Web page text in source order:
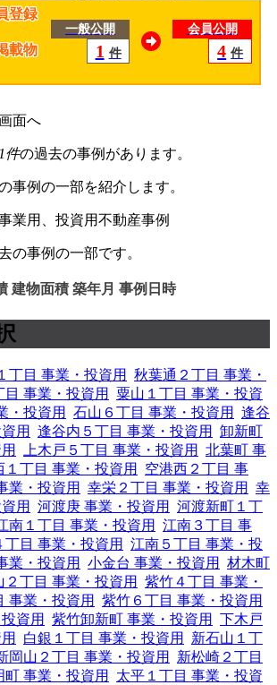
登録
載物
一般公開
1 件
会員公開
4 件
1件の過去の事例があります。
事例の一部を紹介します。
業用、投資用不動産事例
の事例の一部です。
建物面積 築年月 事例日時
丁目 事業・投資用
秋葉通２丁目 事業・
目 事業・投資用
粟山１丁目 事業・投資
・投資用 石山６丁目 事業・投資用
逢谷
用
逢谷内５丁目 事業・投資用
卸新町
上木戸５丁目 事業・投資用
北葉町 事
１丁目 事業・投資用
空港西２丁目 事
業・投資用 幸栄２丁目 事業・投資用
幸
用
河渡庚 事業・投資用
河渡新町１丁
南１丁目 事業・投資用
江南３丁目 事
丁目 事業・投資用
江南５丁目 事業・投
業・投資用 小金台 事業・投資用
材木町
２丁目 事業・投資用
紫竹４丁目 事業・
事業・投資用
紫竹６丁目 事業・投資用
資用
紫竹卸新町 事業・投資用
下木戸
白銀１丁目 事業・投資用
新石山１丁
岡山２丁目 事業・投資用
新松崎２丁目
町 事業・投資用
太平１丁目 事業・投資